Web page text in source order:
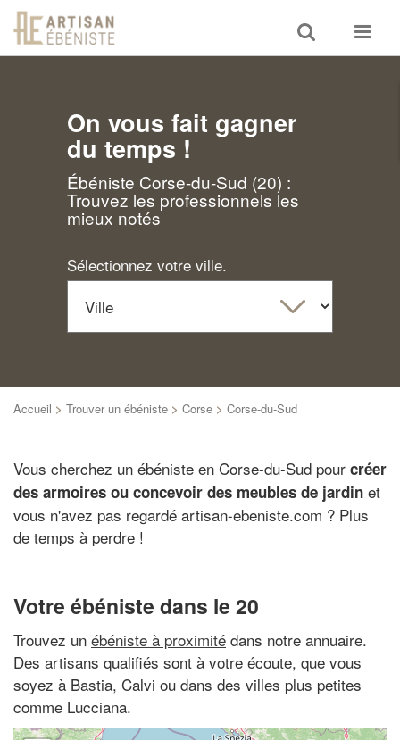
Toggle
search
Toggle
On vous fait gagner
du temps !
Ébéniste Corse-du-Sud (20) :
Trouvez les professionnels les
mieux notés
Sélectionnez votre ville.
Accueil > Trouver un ébéniste > Corse > Corse-du-Sud
Vous cherchez un ébéniste en Corse-du-Sud pour créer
des armoires ou concevoir des meubles de jardin et
vous n'avez pas regardé artisan-ebeniste.com ? Plus
de temps à perdre !
Votre ébéniste dans le 20
Trouvez un ébéniste à proximité dans notre annuaire.
Des artisans qualifiés sont à votre écoute, que vous
soyez à Bastia, Calvi ou dans des villes plus petites
comme Lucciana.